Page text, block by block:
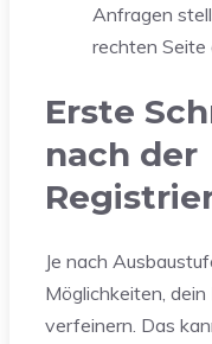
Anfragen
rechten Seite
Erste
nach der
Je nach
Möglichkeiten, dein
verfeinern. Das